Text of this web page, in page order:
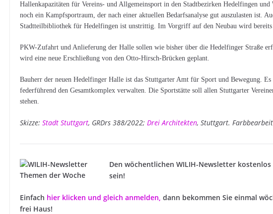
Hallenkapazitäten für Vereins- und Allgemeinsport in den Stadtbezirken Hedelfingen
noch ein Kampfsportraum, der nach einer aktuellen Bedarfsanalyse gut auszulasten ist.
Stadtteilbibliothek für Hedelfingen ist unstrittig. Im Vorgriff auf den Neubau wird
PKW-Zufahrt und Anlieferung der Halle sollen wie bisher über die Hedelfinger Straße
wird eine neue Erschließung von den Otto-Hirsch-Brücken geplant.
Bauherr der neuen Hedelfinger Halle ist das Stuttgarter Amt für Sport und Bewegung.
federführend den Gesamtkomplex verwalten. Die Sportstätte soll allen Stuttgarter
stehen.
Skizze:Stadt Stuttgart, GRDrs 388/2022;Drei Architekten, Stuttgart.
Den wöchentlichen WILIH-Newsletter
sein!
Einfach hier klicken und gleich anmelden, dann bekommen Sie einmal
frei Haus!